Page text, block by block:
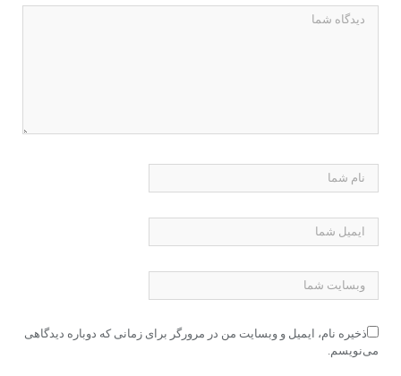
ذخیره نام، ایمیل و وبسایت من در مرورگر برای زمانی که دوباره دیدگاهی
می‌نویسم.